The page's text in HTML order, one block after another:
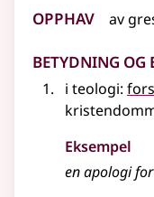
Opphav av
Betydning og
i teologi:
Eksempel
en apologi